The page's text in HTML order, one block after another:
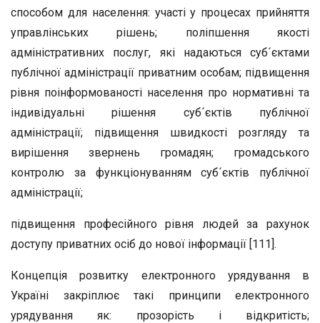
способом для населення: участі у процесах прийняття
управлінських рішень; поліпшення якості
адміністративних послуг, які надаються суб´єктами
публічної адміністрації приватним особам; підвищення
рівня поінформованості населення про нормативні та
індивідуальні рішення суб´єктів публічної
адміністрації; підвищення швидкості розгляду та
вирішення звернень громадян; громадського
контролю за функціонуванням суб´єктів публічної
адміністрації;
підвищення професійного рівня людей за рахунок
доступу приватних осіб до нової інформації [111].
Концепція розвитку електронного урядування в
Україні закріплює такі принципи електронного
урядування як: прозорість і відкритість;